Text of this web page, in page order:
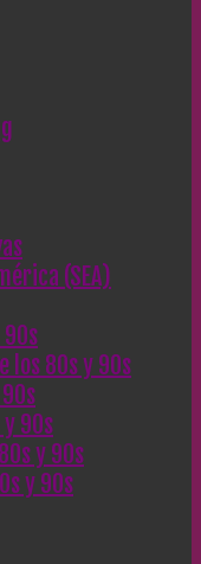
(SEA)
90s
los 80s y 90s
y 90s
y 90s
y 90s